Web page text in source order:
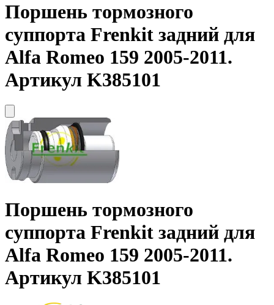
Поршень тормозного
суппорта Frenkit задний для
Alfa Romeo 159 2005-2011.
Артикул K385101
Поршень тормозного
суппорта Frenkit задний для
Alfa Romeo 159 2005-2011.
Артикул K385101